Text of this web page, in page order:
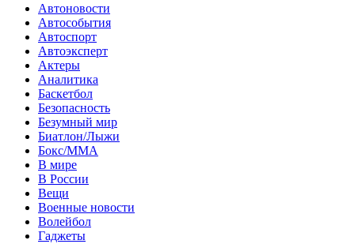
Автоновости
Автособытия
Автоспорт
Автоэксперт
Актеры
Аналитика
Баскетбол
Безопасность
Безумный мир
Биатлон/Лыжи
Бокс/MMA
В мире
В России
Вещи
Военные новости
Волейбол
Гаджеты